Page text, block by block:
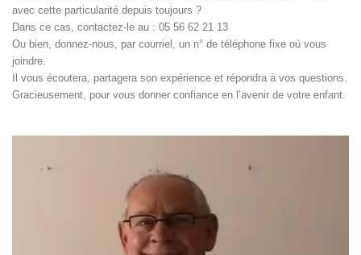
avec cette particularité depuis toujours ?
Dans ce cas, contactez-le au : 05 56 62 21 13
Ou bien, donnez-nous, par courriel, un n° de téléphone fixe où vous
joindre.
Il vous écoutera, partagera son expérience et répondra à vos questions.
Gracieusement, pour vous donner confiance en l’avenir de votre enfant.